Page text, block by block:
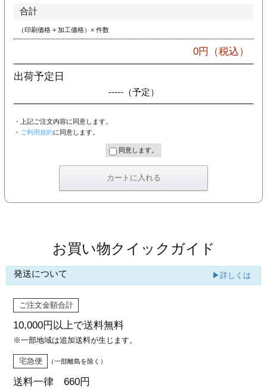
合計
（印刷価格 + 加工価格）× 件数
0円（税込）
出荷予定日
-----（予定）
・上記ご注文内容に同意します。
・ ご利用規約に同意します。
同意します。
お買い物クイックガイド
発送について ▶詳しくは
ご注文金額合計
10,000円以上で送料無料
※一部地域は追加送料が生じます。
宅急便 （一部離島を除く）
送料一律 660円